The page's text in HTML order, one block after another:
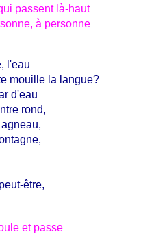
passent là-haut
à personne
l'eau
mouille la langue?
d'eau
rond,
être,
et passe